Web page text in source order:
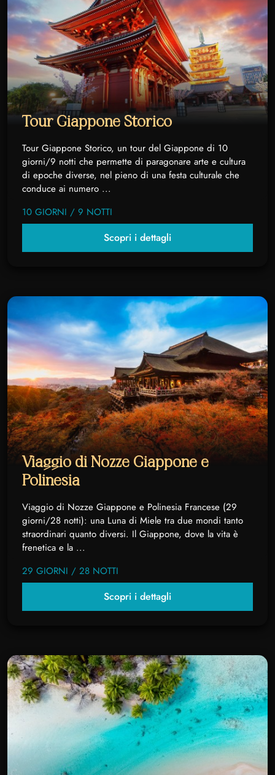
Tour Giappone Storico
Tour Giappone Storico, un tour del Giappone di 10
giorni/9 notti che permette di paragonare arte e cultura
di epoche diverse, nel pieno di una festa culturale che
conduce ai numero ...
10 GIORNI / 9 NOTTI
Scopri i dettagli
Viaggio di Nozze Giappone e
Polinesia
Viaggio di Nozze Giappone e Polinesia Francese (29
giorni/28 notti): una Luna di Miele tra due mondi tanto
straordinari quanto diversi. Il Giappone, dove la vita è
frenetica e la ...
29 GIORNI / 28 NOTTI
Scopri i dettagli